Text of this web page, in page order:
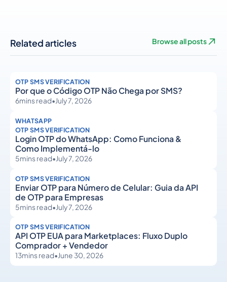
Related articles Browse all posts
OTP SMS VERIFICATION
Por que o Código OTP Não Chega por SMS?
6mins read•July 7, 2026
WHATSAPP
OTP SMS VERIFICATION
Login OTP do WhatsApp: Como Funciona &
Como Implementá-lo
5mins read•July 7, 2026
OTP SMS VERIFICATION
Enviar OTP para Número de Celular: Guia da API
de OTP para Empresas
5mins read•July 7, 2026
OTP SMS VERIFICATION
API OTP EUA para Marketplaces: Fluxo Duplo
Comprador + Vendedor
13mins read•June 30, 2026